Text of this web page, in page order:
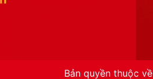
Bản quyền thuộc về